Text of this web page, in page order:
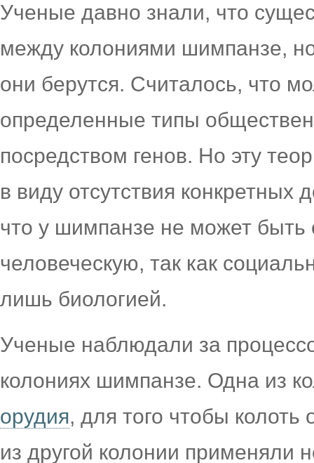
Ученые давно знали, что
между колониями шимпанзе,
они берутся. Считалось, что
определенные типы
посредством генов. Но эту
в виду отсутствия конкретных
что у шимпанзе не может быть
человеческую, так как
лишь биологией.
Ученые наблюдали за
колониях шимпанзе. Одна из
орудия, для того чтобы колоть
из другой колонии применяли